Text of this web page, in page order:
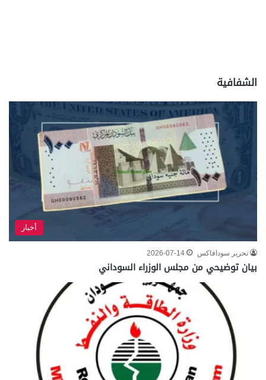
الشفافية
أخبار
تحرير سودافاكس 2026-07-14
بيان توضيحي من مجلس الوزراء السوداني